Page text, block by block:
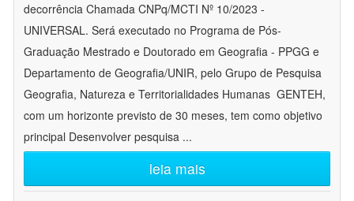
decorrência Chamada CNPq/MCTI Nº 10/2023 -
UNIVERSAL. Será executado no Programa de Pós-
Graduação Mestrado e Doutorado em Geografia - PPGG e
Departamento de Geografia/UNIR, pelo Grupo de Pesquisa
Geografia, Natureza e Territorialidades Humanas  GENTEH,
com um horizonte previsto de 30 meses, tem como objetivo
principal Desenvolver pesquisa ...
leia mais